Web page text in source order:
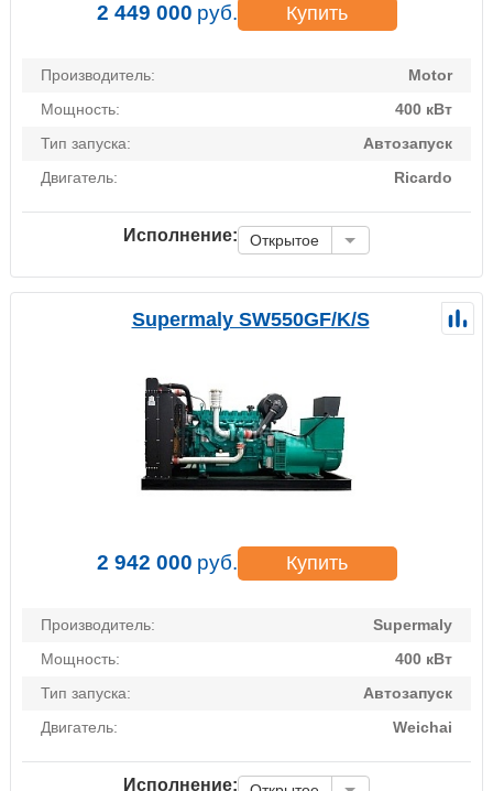
2 449 000 руб. Купить
Производитель:
Motor
Мощность:
400 кВт
Тип запуска:
Автозапуск
Двигатель:
Ricardo
Исполнение: Открытое
Supermaly SW550GF/K/S
2 942 000 руб. Купить
Производитель:
Supermaly
Мощность:
400 кВт
Тип запуска:
Автозапуск
Двигатель:
Weichai
Исполнение: